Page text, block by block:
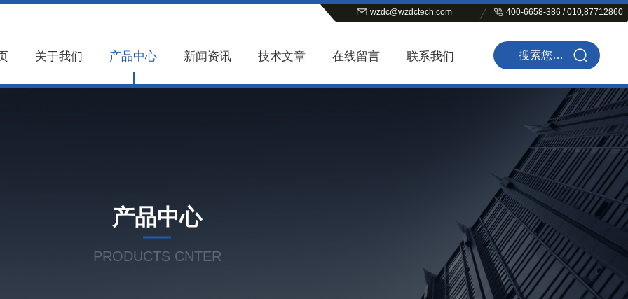
wzdc@wzdctech.com 400-6658-386 / 010,87712860
关于我们 产品中心 新闻资讯 技术文章 在线留言 联系我们
产品中心
PRODUCTS CNTER